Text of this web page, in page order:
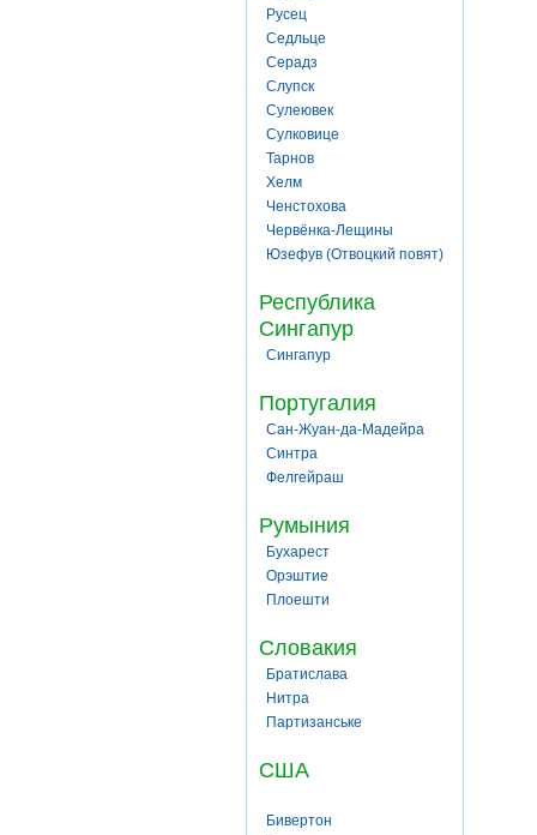
Русец
Седльце
Серадз
Слупск
Сулеювек
Сулковице
Тарнов
Хелм
Ченстохова
Червёнка-Лещины
Юзефув (Отвоцкий повят)
Республика
Сингапур
Сингапур
Португалия
Сан-Жуан-да-Мадейра
Синтра
Фелгейраш
Румыния
Бухарест
Орэштие
Плоешти
Словакия
Братислава
Нитра
Партизанське
США
Бивертон